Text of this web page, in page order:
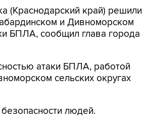
(Краснодарский край) решили
и Дивноморском
БПЛА, сообщил глава города
атаки БПЛА, работой
сельских округах
людей.